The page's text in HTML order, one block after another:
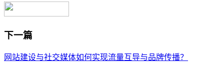
下一篇
网站建设与社交媒体如何实现流量互导与品牌传播？